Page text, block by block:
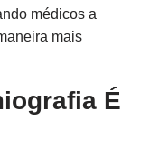
médicos a
mais
É